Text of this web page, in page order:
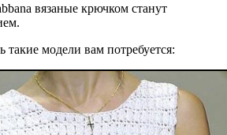
вязаные крючком станут
такие модели вам потребуется: